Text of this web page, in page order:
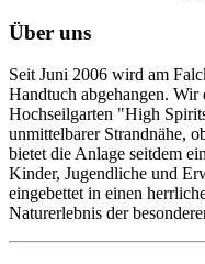
Über uns
Seit Juni 2006 wird am
Handtuch abgehangen.
Hochseilgarten "High
unmittelbarer Strandnähe,
bietet die Anlage seitdem
Kinder, Jugendliche und
eingebettet in einen
Naturerlebnis der